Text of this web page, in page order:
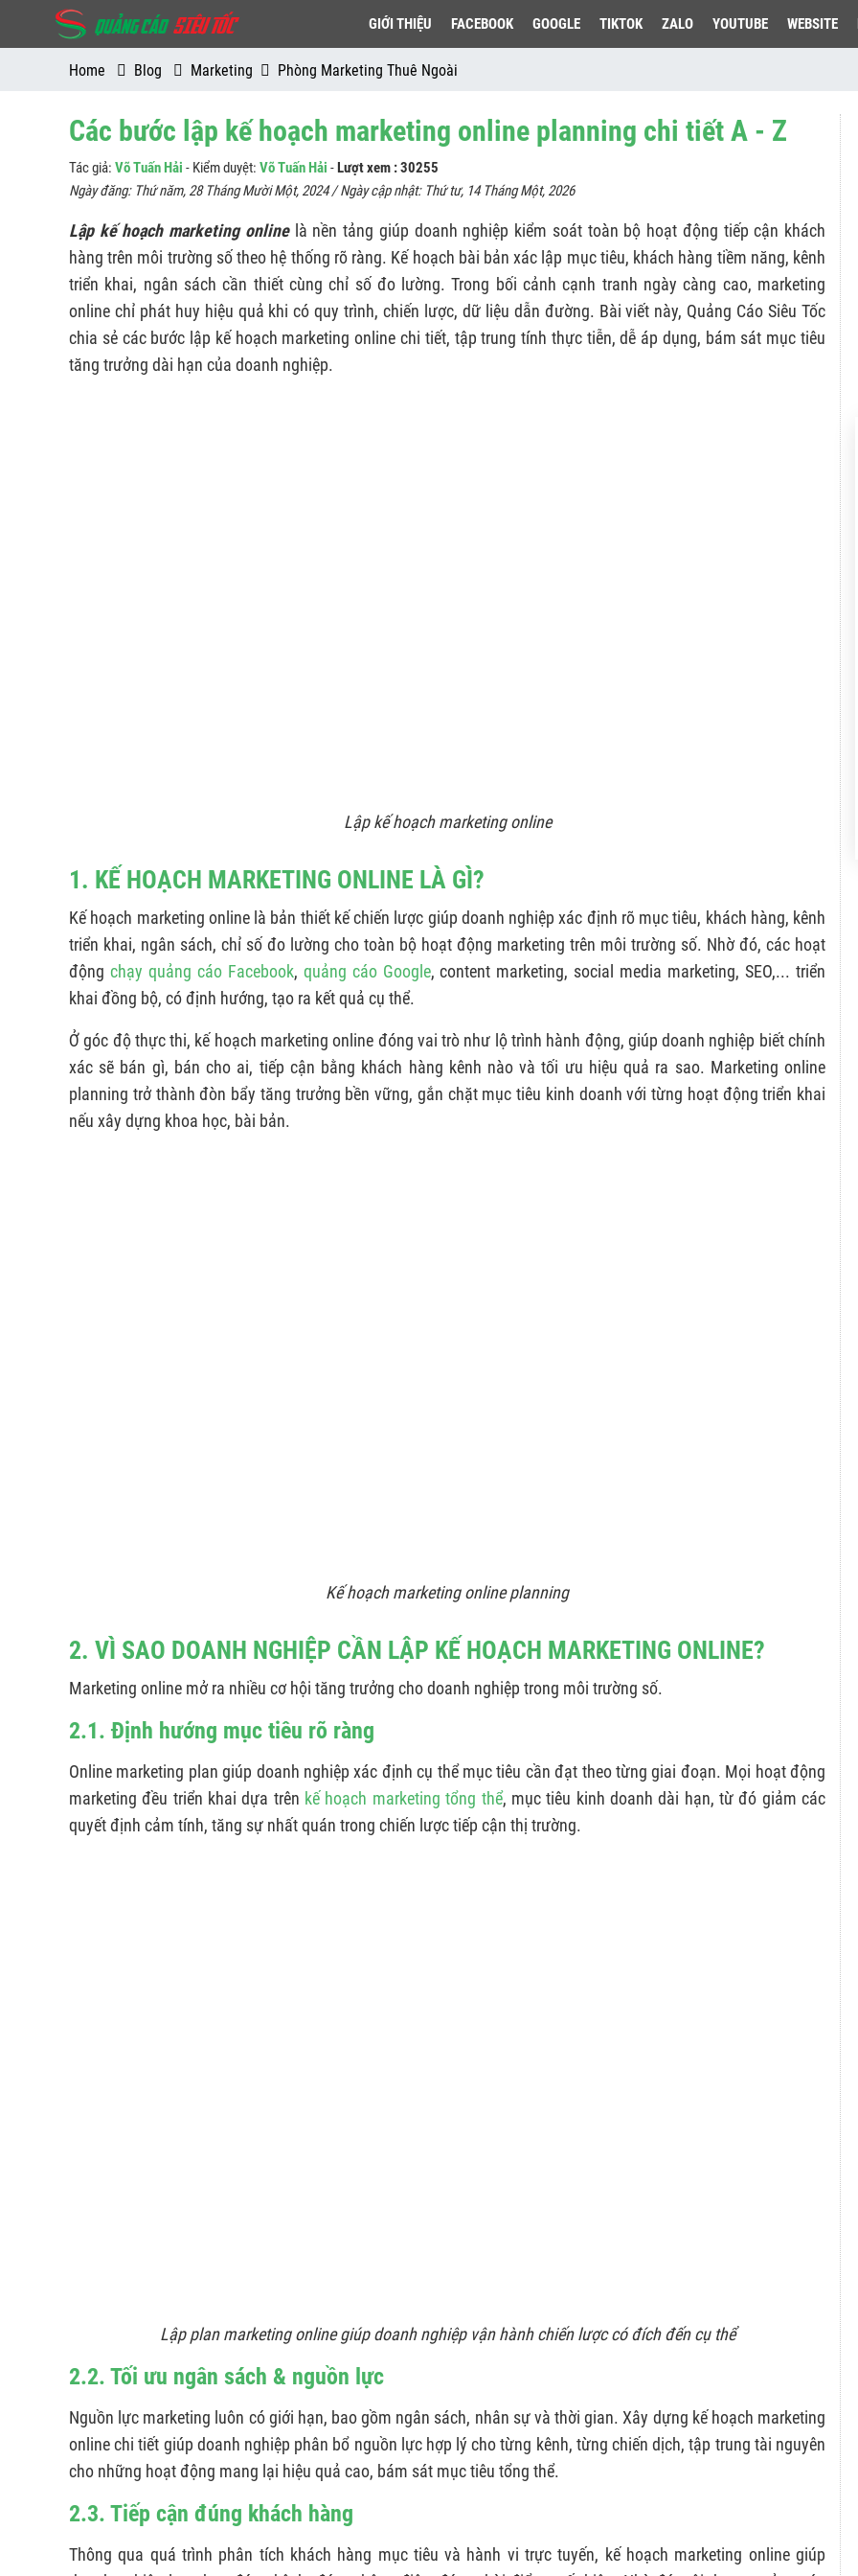
GIỚI THIỆU FACEBOOK GOOGLE TIKTOK ZALO YOUTUBE WEBSITE
Home Blog Marketing Phòng Marketing Thuê Ngoài
Các bước lập kế hoạch marketing online planning chi tiết A - Z
Tác giả: Võ Tuấn Hải - Kiểm duyệt: Võ Tuấn Hải -Lượt xem : 30255
Ngày đăng: Thứ năm, 28 Tháng Mười Một, 2024/ Ngày cập nhật: Thứ tư, 14 Tháng Một, 2026
Lập kế hoạch marketing onlinelà nền tảng giúp doanh nghiệp kiểm soát toàn bộ hoạt động tiếp cận khách
hàng trên môi trường số theo hệ thống rõ ràng. Kế hoạch bài bản xác lập mục tiêu, khách hàng tiềm năng, kênh
triển khai, ngân sách cần thiết cùng chỉ số đo lường. Trong bối cảnh cạnh tranh ngày càng cao, marketing
online chỉ phát huy hiệu quả khi có quy trình, chiến lược, dữ liệu dẫn đường. Bài viết này, Quảng Cáo Siêu Tốc
chia sẻ các bước lập kế hoạch marketing online chi tiết, tập trung tính thực tiễn, dễ áp dụng, bám sát mục tiêu
tăng trưởng dài hạn của doanh nghiệp.
Lập kế hoạch marketing online
1. KẾ HOẠCH MARKETING ONLINE LÀ GÌ?
Kế hoạch marketing online là bản thiết kế chiến lược giúp doanh nghiệp xác định rõ mục tiêu, khách hàng, kênh
triển khai, ngân sách, chỉ số đo lường cho toàn bộ hoạt động marketing trên môi trường số. Nhờ đó, các hoạt
động chạy quảng cáo Facebook, quảng cáo Google, content marketing, social media marketing, SEO,... triển
khai đồng bộ, có định hướng, tạo ra kết quả cụ thể.
Ở góc độ thực thi, kế hoạch marketing online đóng vai trò như lộ trình hành động, giúp doanh nghiệp biết chính
xác sẽ bán gì, bán cho ai, tiếp cận bằng khách hàng kênh nào và tối ưu hiệu quả ra sao. Marketing online
planning trở thành đòn bẩy tăng trưởng bền vững, gắn chặt mục tiêu kinh doanh với từng hoạt động triển khai
nếu xây dựng khoa học, bài bản.
Kế hoạch marketing online planning
2. VÌ SAO DOANH NGHIỆP CẦN LẬP KẾ HOẠCH MARKETING ONLINE?
Marketing online mở ra nhiều cơ hội tăng trưởng cho doanh nghiệp trong môi trường số.
2.1. Định hướng mục tiêu rõ ràng
Online marketing plan giúp doanh nghiệp xác định cụ thể mục tiêu cần đạt theo từng giai đoạn. Mọi hoạt động
marketing đều triển khai dựa trên kế hoạch marketing tổng thể, mục tiêu kinh doanh dài hạn, từ đó giảm các
quyết định cảm tính, tăng sự nhất quán trong chiến lược tiếp cận thị trường.
Lập plan marketing online giúp doanh nghiệp vận hành chiến lược có đích đến cụ thể
2.2. Tối ưu ngân sách & nguồn lực
Nguồn lực marketing luôn có giới hạn, bao gồm ngân sách, nhân sự và thời gian. Xây dựng kế hoạch marketing
online chi tiết giúp doanh nghiệp phân bổ nguồn lực hợp lý cho từng kênh, từng chiến dịch, tập trung tài nguyên
cho những hoạt động mang lại hiệu quả cao, bám sát mục tiêu tổng thể.
2.3. Tiếp cận đúng khách hàng
Thông qua quá trình phân tích khách hàng mục tiêu và hành vi trực tuyến, kế hoạch marketing online giúp